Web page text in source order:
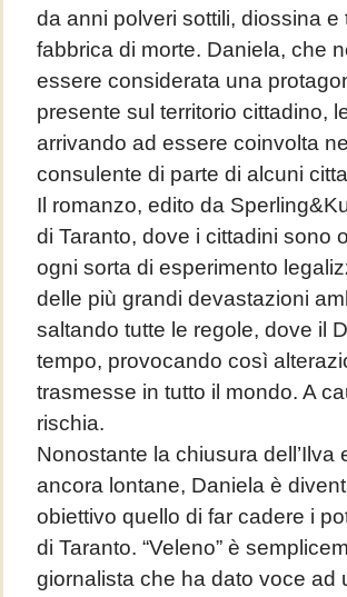
da anni polveri sottili, diossina e
fabbrica di morte. Daniela, che
essere considerata una
presente sul territorio cittadino,
arrivando ad essere coinvolta
consulente di parte di alcuni
Il romanzo, edito da
di Taranto, dove i cittadini sono
ogni sorta di esperimento
delle più grandi devastazioni
saltando tutte le regole, dove il
tempo, provocando così
trasmesse in tutto il mondo. A
rischia.
Nonostante la chiusura
ancora lontane, Daniela è
obiettivo quello di far cadere i
di Taranto. “Veleno” è
giornalista che ha dato voce ad